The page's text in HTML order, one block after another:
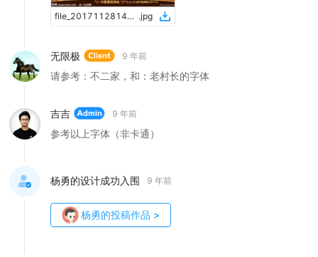
file_20171128145835 .jpg
无限极 9 年前
请参考：不二家，和：老村长的字体
吉吉 9 年前
参考以上字体（非卡通）
杨勇的设计成功入围 9 年前
杨勇的投稿作品 >